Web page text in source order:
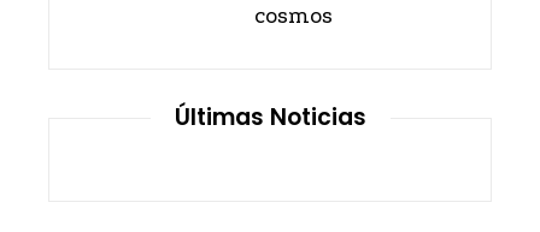
cosmos
Últimas Noticias